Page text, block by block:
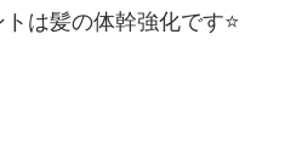
トは髪の体幹強化です⭐️